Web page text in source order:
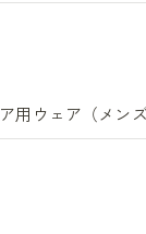
用ウェア（メン